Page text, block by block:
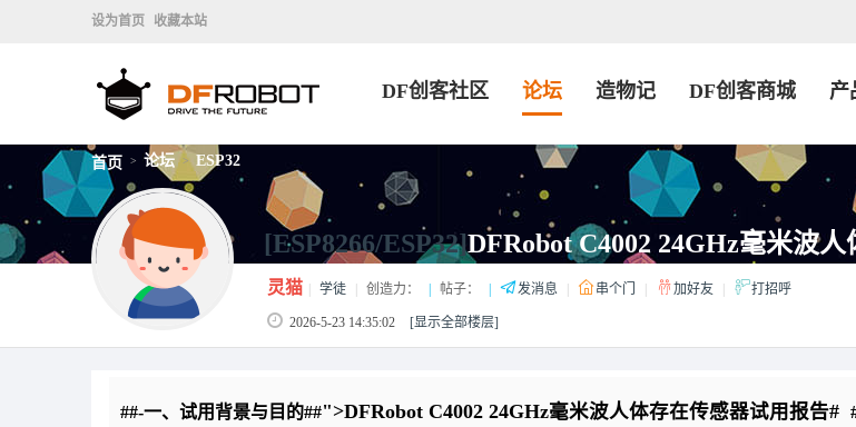
设为首页 收藏本站
DF创客社区 论坛 造物记 DF创客商城 产
首页 > 论坛 > ESP32
[ESP8266/ESP32]DFRobot C4002 24GHz毫米波
灵猫 学徒 创造力： 帖子： 发消息 串个门 加好友 打招呼
2026-5-23 14:35:02 [显示全部楼层]
##-一、试用背景与目的##">DFRobot C4002 24GHz毫米波人体存在传感器试用报告#